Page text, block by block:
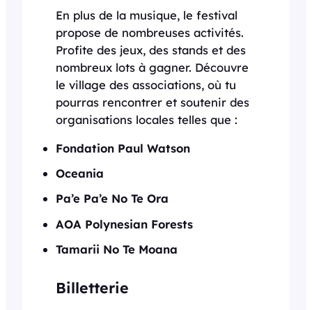
En plus de la musique, le festival
propose de nombreuses activités.
Profite des jeux, des stands et des
nombreux lots à gagner. Découvre
le village des associations, où tu
pourras rencontrer et soutenir des
organisations locales telles que :
Fondation Paul Watson
Oceania
Pa’e Pa’e No Te Ora
AOA Polynesian Forests
Tamarii No Te Moana
Billetterie